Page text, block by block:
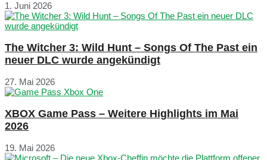
1. Juni 2026
The Witcher 3: Wild Hunt – Songs Of The Past ein
neuer DLC wurde angekündigt
27. Mai 2026
XBOX Game Pass – Weitere Highlights im Mai
2026
19. Mai 2026